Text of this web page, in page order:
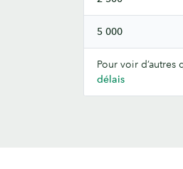
5 000
Pour voir
délais